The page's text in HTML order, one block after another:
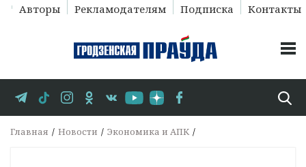
Авторы Рекламодателям Подписка Контакты
Главная Новости Экономика и АПК